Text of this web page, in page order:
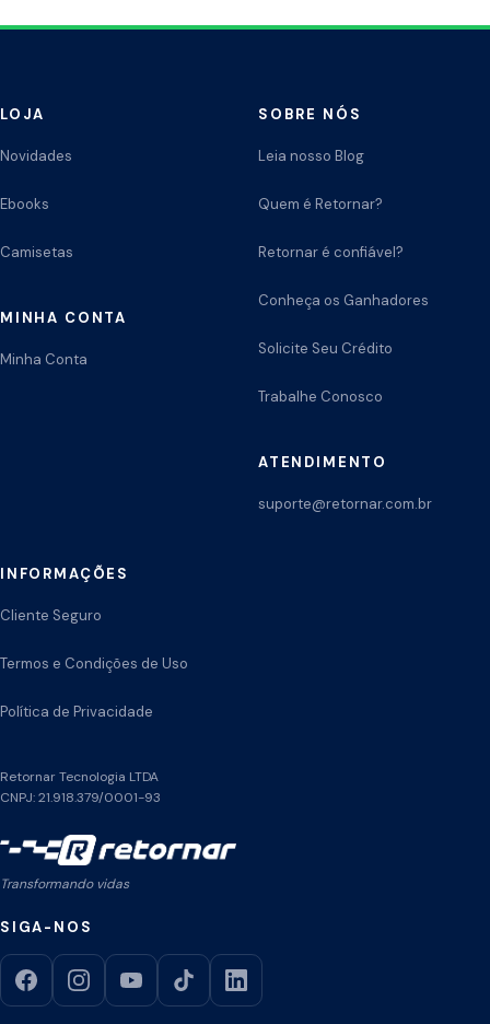
LOJA
Novidades
Ebooks
Camisetas
MINHA CONTA
Minha Conta
SOBRE NÓS
Leia nosso Blog
Quem é Retornar?
Retornar é confiável?
Conheça os Ganhadores
Solicite Seu Crédito
Trabalhe Conosco
ATENDIMENTO
suporte@retornar.com.br
INFORMAÇÕES
Cliente Seguro
Termos e Condições de Uso
Política de Privacidade
Retornar Tecnologia LTDA
CNPJ: 21.918.379/0001-93
Transformando vidas
SIGA-NOS